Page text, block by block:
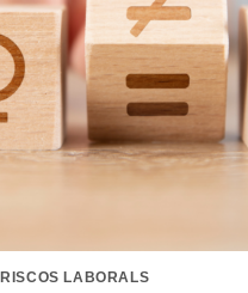
LABORALS